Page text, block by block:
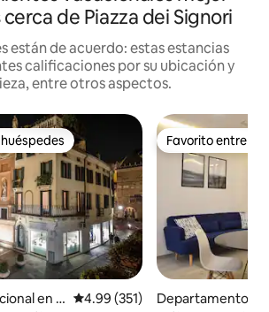
de Piazza dei Signori
están de acuerdo: estas estancias
calificaciones por su ubicación y
entre otros aspectos.
Favorito entre huéspedes
en P Calificación promedio: 4.99 de
4.99 (351)
Favorito entre
Favorito entre
Departamento en